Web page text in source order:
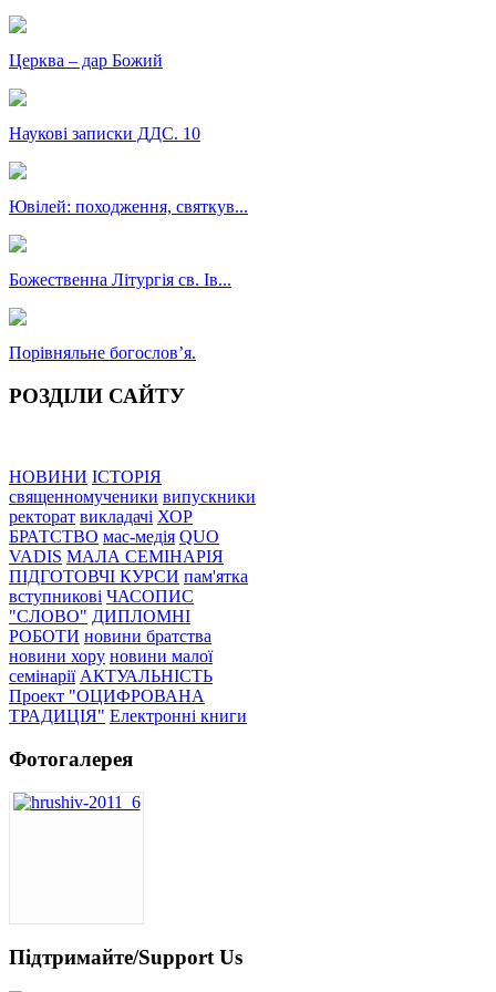
Церква – дар Божий
Наукові записки ДДС. 10
Ювілей: походження, святкув...
Божественна Літургія св. Ів...
Порівняльне богословʼя.
РОЗДІЛИ САЙТУ
НОВИНИ ІСТОРІЯ
священномученики випускники
ректорат викладачі ХОР
БРАТСТВО мас-медія QUO
VADIS МАЛА СЕМІНАРІЯ
ПІДГОТОВЧІ КУРСИ пам'ятка
вступникові ЧАСОПИС
"СЛОВО" ДИПЛОМНІ
РОБОТИ новини братства
новини хору новини малої
семінарії АКТУАЛЬНІСТЬ
Проект "ОЦИФРОВАНА
ТРАДИЦІЯ" Електронні книги
Фотогалерея
Підтримайте/Support Us